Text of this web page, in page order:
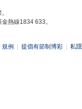
熱線1834 633。
規例 提倡有節制博彩 私